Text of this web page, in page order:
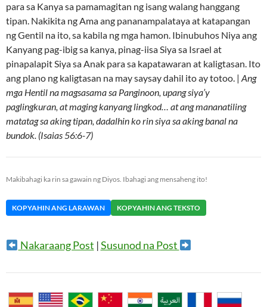
para sa Kanya sa pamamagitan ng isang walang hanggang
tipan. Nakikita ng Ama ang pananampalataya at katapangan
ng Gentil na ito, sa kabila ng mga hamon. Ibinubuhos Niya ang
Kanyang pag-ibig sa kanya, pinag-iisa Siya sa Israel at
pinapalapit Siya sa Anak para sa kapatawaran at kaligtasan. Ito
ang plano ng kaligtasan na may saysay dahil ito ay totoo. | Ang
mga Hentil na magsasama sa Panginoon, upang siya’y
paglingkuran, at maging kanyang lingkod… at ang mananatiling
matatag sa aking tipan, dadalhin ko rin siya sa aking banal na
bundok. (Isaias 56:6-7)
Makibahagi ka rin sa gawain ng Diyos. Ibahagi ang mensaheng ito!
KOPYAHIN ANG LARAWAN KOPYAHIN ANG TEKSTO
Nakaraang Post |Susunod na Post